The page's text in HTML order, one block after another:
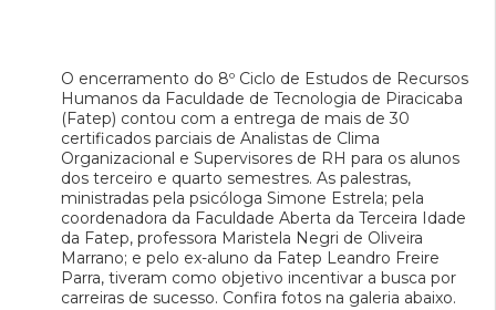
O encerramento do 8º Ciclo de Estudos de Recursos
Humanos da Faculdade de Tecnologia de Piracicaba
(Fatep) contou com a entrega de mais de 30
certificados parciais de Analistas de Clima
Organizacional e Supervisores de RH para os alunos
dos terceiro e quarto semestres. As palestras,
ministradas pela psicóloga Simone Estrela; pela
coordenadora da Faculdade Aberta da Terceira Idade
da Fatep, professora Maristela Negri de Oliveira
Marrano; e pelo ex-aluno da Fatep Leandro Freire
Parra, tiveram como objetivo incentivar a busca por
carreiras de sucesso. Confira fotos na galeria abaixo.